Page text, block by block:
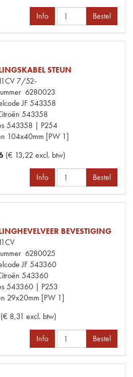
Info Bestel
STEUN
7/52-
6280023
JF543358
543358
543358 | P254
104x40mm [PW 1]
(€ 13,22 excl. btw)
Info Bestel
BEVESTIGING
6280025
JF543360
543360
543360 | P253
29x20mm [PW 1]
(€ 8,31 excl. btw)
Info Bestel